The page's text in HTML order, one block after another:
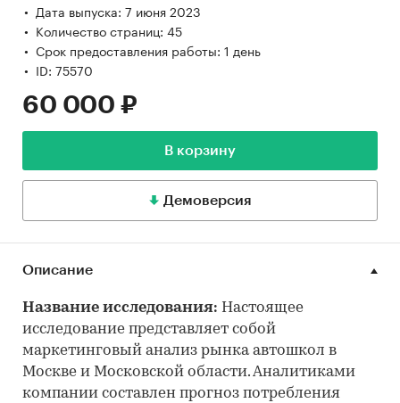
Дата выпуска: 7 июня 2023
Количество страниц: 45
Срок предоставления работы: 1 день
ID: 75570
60 000 ₽
В корзину
Демоверсия
Описание
Название исследования: Настоящее
исследование представляет собой
маркетинговый анализ рынка автошкол в
Москве и Московской области. Аналитиками
компании составлен прогноз потребления